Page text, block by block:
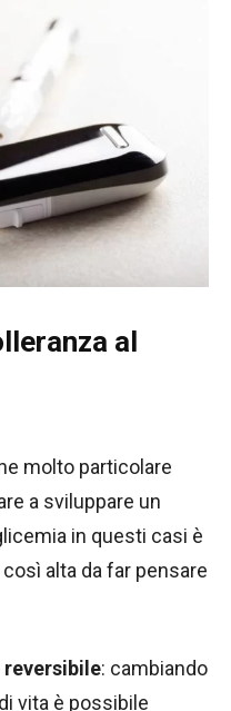
al
molto particolare
a sviluppare un
in questi casi è
alta da far pensare
reversibile: cambiando
vita è possibile